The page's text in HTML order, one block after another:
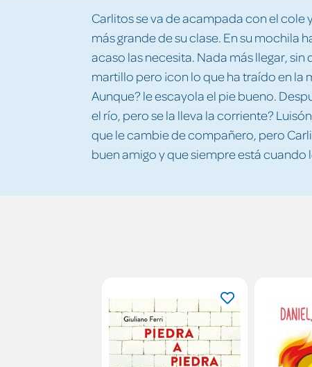
Carlitos se va de acampada con el
más grande de su clase. En su mochila
acaso las necesita. Nada más llegar, sin
martillo pero ¡con lo que ha traído en
Aunque? le escayola el pie bueno.
el río, pero se la lleva la corriente?
que le cambie de compañero, pero
buen amigo y que siempre está cuando